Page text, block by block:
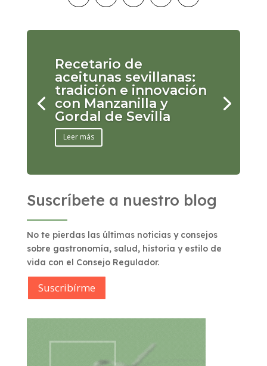
Recetario de
aceitunas sevillanas:
tradición e innovación
con Manzanilla y
Gordal de Sevilla
Leer más
Suscríbete a nuestro blog
No te pierdas las últimas noticias y consejos
sobre gastronomía, salud, historia y estilo de
vida con el Consejo Regulador.
Suscribírme